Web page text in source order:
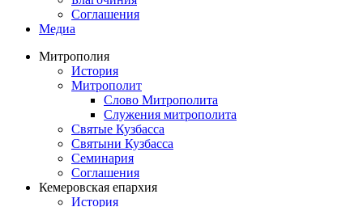
Соглашения
Медиа
Митрополия
История
Митрополит
Слово Митрополита
Служения митрополита
Святые Кузбасса
Святыни Кузбасса
Семинария
Соглашения
Кемеровская епархия
История